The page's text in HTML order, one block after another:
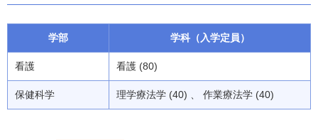
学部 学科（入学定員）
看護 看護 (80)
保健科学 理学療法学 (40) 、 作業療法学 (40)